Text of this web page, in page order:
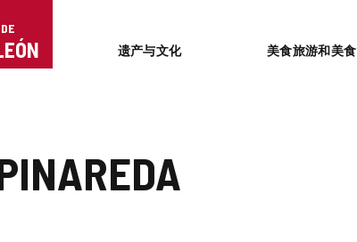
遗产与文化 美食旅游和美食